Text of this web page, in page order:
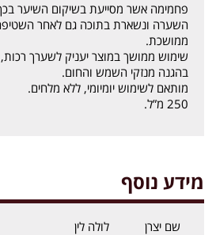
פחמימה אשר מסייעת בשיקום השיער
השערה ונשארת בתוכה גם לאחר
ממושכת.
שימוש ממושך במוצר יעניק לשערך
בהגנה מנזקי השמש והחום.
מותאם לשימוש יומיומי, ללא מלחים.
250 מ”ל.
מידע נוסף
שם יצרן לולה לין